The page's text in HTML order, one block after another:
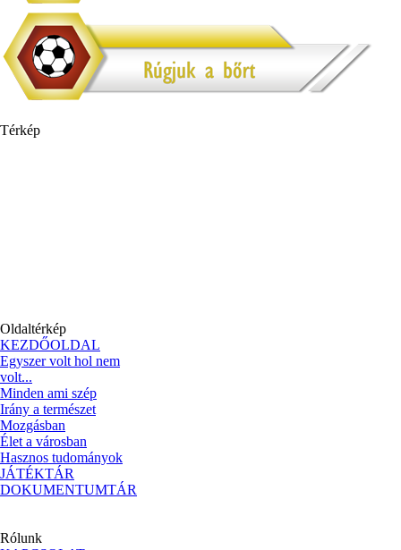
Térkép
Oldaltérkép
KEZDŐOLDAL
Egyszer volt hol nem
volt...
Minden ami szép
Irány a természet
Mozgásban
Élet a városban
Hasznos tudományok
JÁTÉKTÁR
DOKUMENTUMTÁR
Rólunk